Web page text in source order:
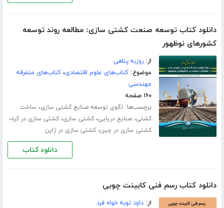
دانلود کتاب توسعه صنعت کشتی سازی: مطالعه روند توسعه
کشورهای نوظهور
از:روزبه پناهی
موضوع:کتاب‌های علوم اقتصادی،کتاب‌های متفرقه
مهندسی
۱۶۰ صفحه
برچسب‌ها: لگوی توسعه صنایع کشتی‏ سازی، ساخت
کشتی،صنایع دریایی،کشتی سازی،کشتی سازی در کره،
کشتی سازی در چین،کشتی سازی در ژاپن
دانلود کتاب
دانلود کتاب رسم فنی کابینت چوبی
از:داود توبه خواه فرد